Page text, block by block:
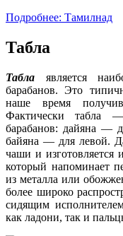
Подробнее: Тамилнад
Табла
Табла является
барабанов. Это
наше время
Фактически табла
барабанов: дайяна —
байяна — для левой.
чаши и изготовляется
который напоминает
из металла или
более широко
сидящим
как ладони, так и